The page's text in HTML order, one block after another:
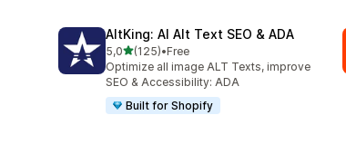
AltKing: AI Alt Text SEO & ADA
5,0av 5 stjerner
(125)
Totalt 125 omtaler
•Free
Optimize all image ALT Texts, improve
SEO & Accessibility: ADA
Built for Shopify